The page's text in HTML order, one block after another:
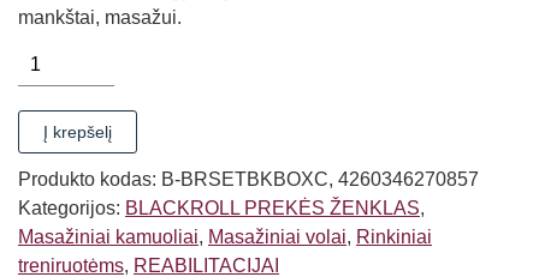
mankštai, masažui.
produkto
kiekis:
MASAŽINIŲ
VOLŲ
RINKINYS
BLACKROLL®
BLACKBOX
TRENIRUOTĖMS
Į krepšelį
Produkto kodas: B-BRSETBKBOXC, 4260346270857
Kategorijos: BLACKROLL PREKĖS ŽENKLAS,
Masažiniai kamuoliai, Masažiniai volai, Rinkiniai
treniruotėms, REABILITACIJAI